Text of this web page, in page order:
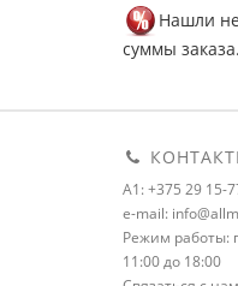
Нашли
суммы заказа.
A1: +375 29 15-
e-mail:
Режим работы:
11:00 до 18:00